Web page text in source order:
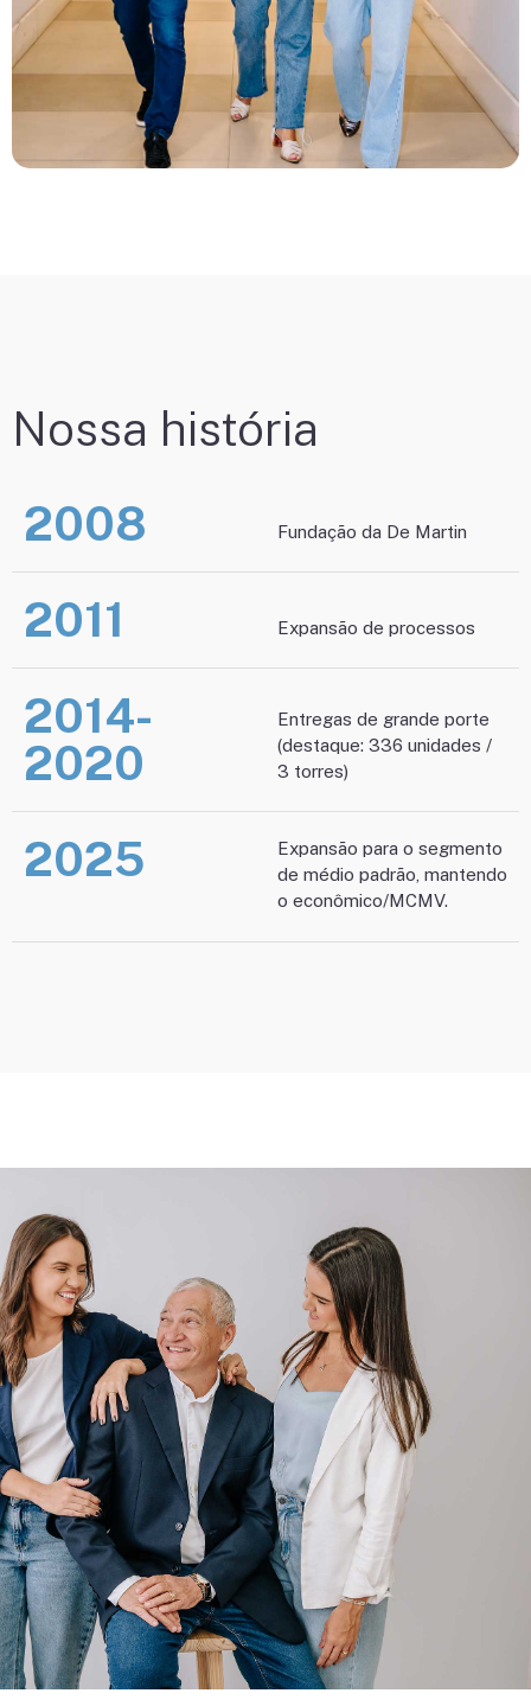
Nossa história
2008
Fundação da De Martin
2011 Expansão de processos
2014-
2020
Entregas de grande porte
(destaque: 336 unidades /
3 torres)
2025
Expansão para o segmento
de médio padrão, mantendo
o econômico/MCMV.